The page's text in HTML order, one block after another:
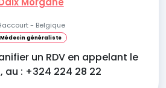
- Belgique
Médecin généraliste
un RDV en appelant le
au : +324 224 28 22